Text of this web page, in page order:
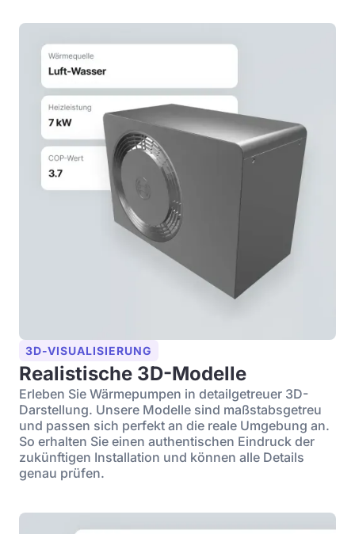
3D-VISUALISIERUNG
Realistische 3D-Modelle
Erleben Sie Wärmepumpen in detailgetreuer 3D-
Darstellung. Unsere Modelle sind maßstabsgetreu
und passen sich perfekt an die reale Umgebung an.
So erhalten Sie einen authentischen Eindruck der
zukünftigen Installation und können alle Details
genau prüfen.